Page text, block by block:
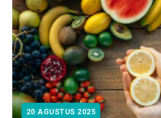
20 AGUSTUS 2025